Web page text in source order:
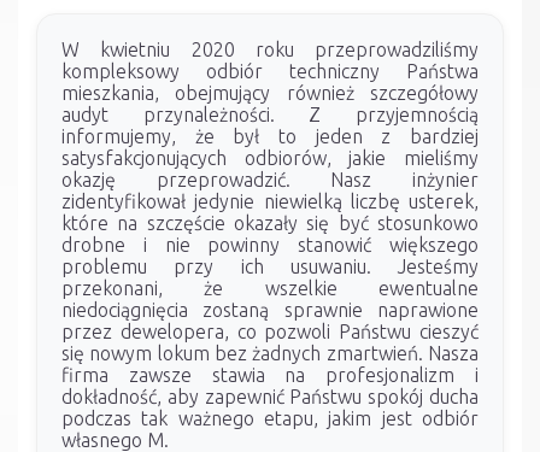
W kwietniu 2020 roku przeprowadziliśmy
kompleksowy odbiór techniczny Państwa
mieszkania, obejmujący również szczegółowy
audyt przynależności. Z przyjemnością
informujemy, że był to jeden z bardziej
satysfakcjonujących odbiorów, jakie mieliśmy
okazję przeprowadzić. Nasz inżynier
zidentyfikował jedynie niewielką liczbę usterek,
które na szczęście okazały się być stosunkowo
drobne i nie powinny stanowić większego
problemu przy ich usuwaniu. Jesteśmy
przekonani, że wszelkie ewentualne
niedociągnięcia zostaną sprawnie naprawione
przez dewelopera, co pozwoli Państwu cieszyć
się nowym lokum bez żadnych zmartwień. Nasza
firma zawsze stawia na profesjonalizm i
dokładność, aby zapewnić Państwu spokój ducha
podczas tak ważnego etapu, jakim jest odbiór
własnego M.